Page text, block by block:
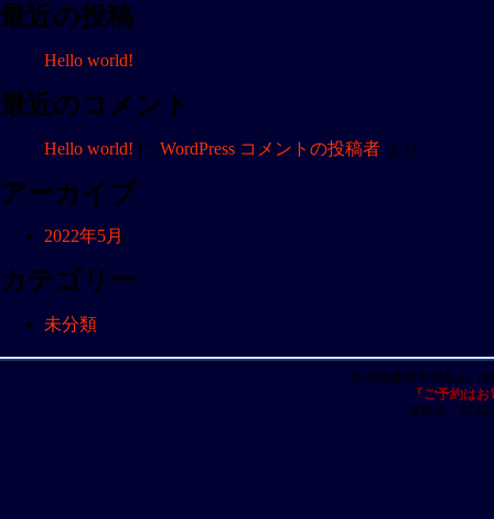
ゲ
ョ
ン
最近の投稿
Hello world!
最近のコメント
Hello world! に WordPress コメントの投稿者 より
アーカイブ
2022年5月
カテゴリー
未分類
兵庫県豊岡市津居山
『ご予約は
連絡先：